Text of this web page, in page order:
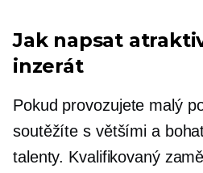
Jak napsat
inzerát
Pokud provozujete malý
soutěžíte s většími a
talenty. Kvalifikovaný